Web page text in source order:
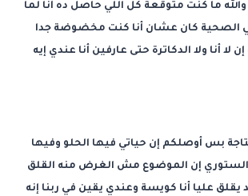
ما كنت متوقعة كل اللي حاصل ده أنا لما
الصحية كان عشان أنا كنت مخضوضة جدا
أنا ولا الدكاترة حتى عارفين أنا عندي إيه
بس أوصلكم إن حياتي فيها الحلو وفيها
إن الموضوع مش الغرض منه القلق
عليا أنا كويسة وعندي يقين في ربنا إنه